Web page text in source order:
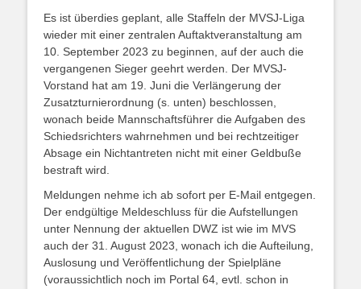
Es ist überdies geplant, alle Staffeln der MVSJ-Liga
wieder mit einer zentralen Auftaktveranstaltung am
10. September 2023 zu beginnen, auf der auch die
vergangenen Sieger geehrt werden. Der MVSJ-
Vorstand hat am 19. Juni die Verlängerung der
Zusatzturnierordnung (s. unten) beschlossen,
wonach beide Mannschaftsführer die Aufgaben des
Schiedsrichters wahrnehmen und bei rechtzeitiger
Absage ein Nichtantreten nicht mit einer Geldbuße
bestraft wird.
Meldungen nehme ich ab sofort per E-Mail entgegen.
Der endgültige Meldeschluss für die Aufstellungen
unter Nennung der aktuellen DWZ ist wie im MVS
auch der 31. August 2023, wonach ich die Aufteilung,
Auslosung und Veröffentlichung der Spielpläne
(voraussichtlich noch im Portal 64, evtl. schon in